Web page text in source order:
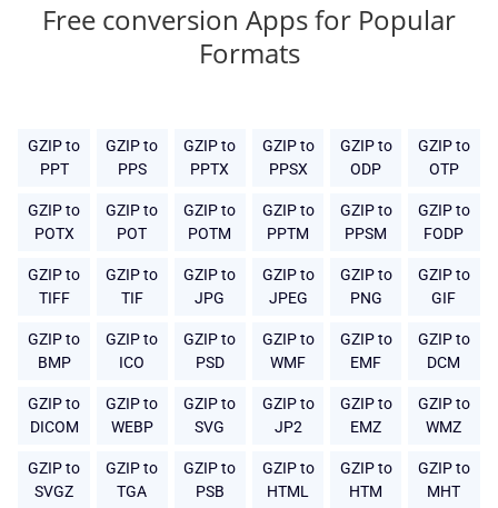
Free conversion Apps for Popular
Formats
GZIP to
PPT
GZIP to
PPS
GZIP to
PPTX
GZIP to
PPSX
GZIP to
ODP
GZIP to
OTP
GZIP to
POTX
GZIP to
POT
GZIP to
POTM
GZIP to
PPTM
GZIP to
PPSM
GZIP to
FODP
GZIP to
TIFF
GZIP to
TIF
GZIP to
JPG
GZIP to
JPEG
GZIP to
PNG
GZIP to
GIF
GZIP to
BMP
GZIP to
ICO
GZIP to
PSD
GZIP to
WMF
GZIP to
EMF
GZIP to
DCM
GZIP to
DICOM
GZIP to
WEBP
GZIP to
SVG
GZIP to
JP2
GZIP to
EMZ
GZIP to
WMZ
GZIP to
SVGZ
GZIP to
TGA
GZIP to
PSB
GZIP to
HTML
GZIP to
HTM
GZIP to
MHT